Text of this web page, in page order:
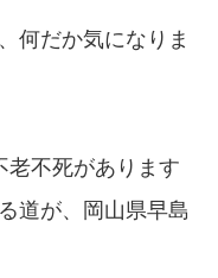
何だか気になりま
老不死があります
道が、岡山県早島